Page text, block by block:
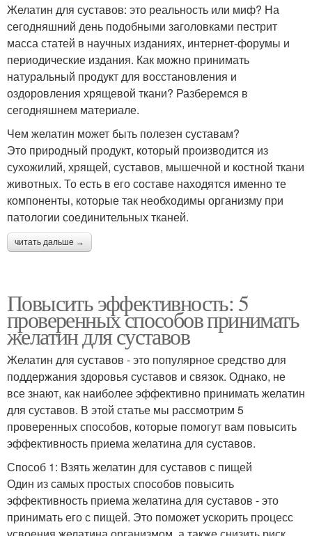
Желатин для суставов: это реальность или миф? На
сегодняшний день подобными заголовками пестрит
масса статей в научных изданиях, интернет-форумы и
периодические издания. Как можно принимать
натуральный продукт для восстановления и
оздоровления хрящевой ткани? Разберемся в
сегодняшнем материале.
Чем желатин может быть полезен суставам?
Это природный продукт, который производится из
сухожилий, хрящей, суставов, мышечной и костной ткани
животных. То есть в его составе находятся именно те
компоненты, которые так необходимы организму при
патологии соединительных тканей.
читать дальше →
Повысить эффективность: 5
проверенных способов принимать
желатин для суставов
Желатин для суставов - это популярное средство для
поддержания здоровья суставов и связок. Однако, не
все знают, как наиболее эффективно принимать желатин
для суставов. В этой статье мы рассмотрим 5
проверенных способов, которые помогут вам повысить
эффективность приема желатина для суставов.
Способ 1: Взять желатин для суставов с пищей
Один из самых простых способов повысить
эффективность приема желатина для суставов - это
принимать его с пищей. Это поможет ускорить процесс